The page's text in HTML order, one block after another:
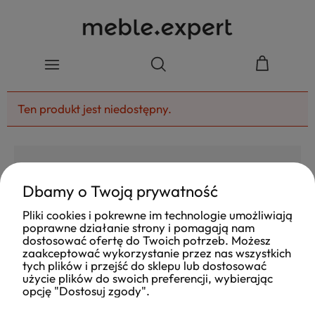
Ten produkt jest niedostępny.
4.8
Ocena
Na podstawie
177opinii z całego okresu
Jak zbieramy opinie?
Dbamy o Twoją prywatność
Pliki cookies i pokrewne im technologie umożliwiają
poprawne działanie strony i pomagają nam
dostosować ofertę do Twoich potrzeb. Możesz
zaakceptować wykorzystanie przez nas wszystkich
tych plików i przejść do sklepu lub dostosować
użycie plików do swoich preferencji, wybierając
opcję "Dostosuj zgody".